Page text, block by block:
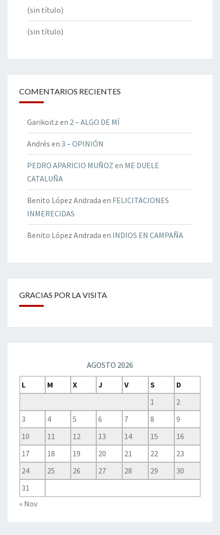
(sin título)
(sin título)
COMENTARIOS RECIENTES
Garikoitz en 2 – ALGO DE MÍ
Andrés en 3 – OPINIÓN
PEDRO APARICIO MUÑOZ en ME DUELE
CATALUÑA
Benito López Andrada en FELICITACIONES
INMERECIDAS
Benito López Andrada en INDIOS EN CAMPAÑA
GRACIAS POR LA VISITA
AGOSTO 2026
L
M X J V S
D
1
2
3
4 5 6 7 8
9
10
11 12 13 14 15
16
17
18 19 20 21 22
23
24
25 26 27 28 29
30
31
« Nov